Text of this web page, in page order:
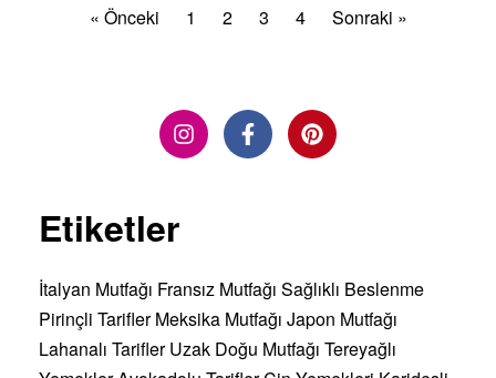
« Önceki 1 2 3 4 Sonraki »
Etiketler
İtalyan Mutfağı Fransız Mutfağı Sağlıklı Beslenme
Pirinçli Tarifler Meksika Mutfağı Japon Mutfağı
Lahanalı Tarifler Uzak Doğu Mutfağı Tereyağlı